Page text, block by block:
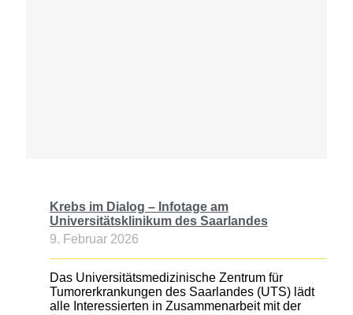
Krebs im Dialog – Infotage am
Universitätsklinikum des Saarlandes
9. Februar 2026
Das Universitätsmedizinische Zentrum für
Tumorerkrankungen des Saarlandes (UTS) lädt
alle Interessierten in Zusammenarbeit mit der